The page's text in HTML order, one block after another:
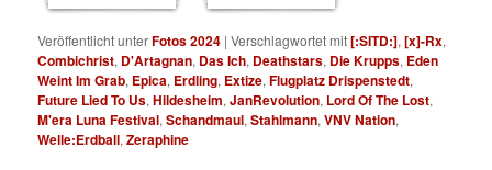
Veröffentlicht unterFotos 2024 |Verschlagwortet mit[:SITD:],[x]-Rx,
Combichrist, D'Artagnan, Das Ich, Deathstars, Die Krupps, Eden
Weint Im Grab, Epica, Erdling, Extize,Flugplatz Drispenstedt,
Future Lied To Us,Hildesheim,JanRevolution, Lord Of The Lost,
M'era Luna Festival,Schandmaul,Stahlmann,VNV Nation,
Welle:Erdball,Zeraphine